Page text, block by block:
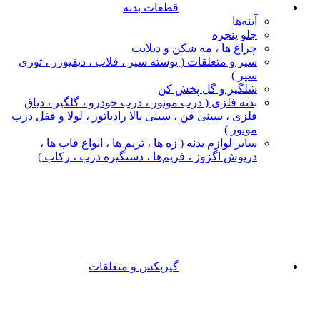
قطعات بدنه
آینه‌ها
جلو پنجره
چراغ‌ ها ، مه‌ شکن و دیلایت
سپر و متعلقات ( پوسته سپر ، فلاپ ، دیفیوزر ، توری
سپر )
شلگیر و گل‌ پخش‌ کن
بدنه فلزی ( درب موتور ، درب خودرو ، گلگیر ، دیاق
فلزی ، سینی فن ، سینی بالا رادیاتور ، لولا و قفل درب
موتور )
سایر لوازم بدنه ( زه ها ، تریم ها ، انواع قاب ها ،
درپوش اگزوز ، فریم‌ها ، دستگیره درب ، رکاب )
گیربکس و متعلقات